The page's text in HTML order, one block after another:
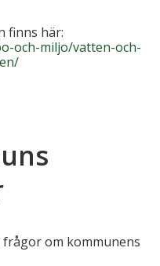
finns här:
och-miljo/vatten-och-
om kommunens